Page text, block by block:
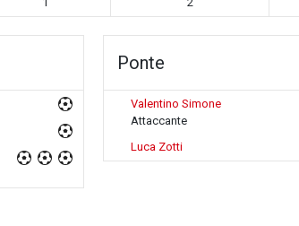
Ponte
Valentino Simone
Attaccante
Luca Zotti